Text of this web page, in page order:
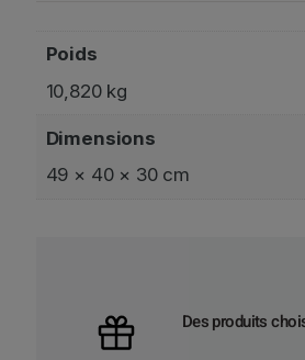
Poids
10,820 kg
Dimensions
49 × 40 × 30 cm
Des produits